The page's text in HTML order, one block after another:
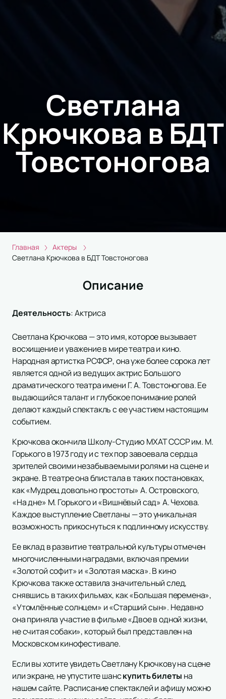
Светлана
Крючкова в БДТ
Товстоногова
Главная
Актеры
Светлана Крючкова в БДТ Товстоногова
Описание
Деятельность:Актриса
Светлана Крючкова — это имя, которое вызывает
восхищение и уважение в мире театра и кино.
Народная артистка РСФСР, она уже более сорока лет
является одной из ведущих актрис Большого
драматического театра имени Г. А. Товстоногова. Ее
выдающийся талант и глубокое понимание ролей
делают каждый спектакль с ее участием настоящим
событием.
Крючкова окончила Школу-Студию МХАТ СССР им. М.
Горького в 1973 году и с тех пор завоевала сердца
зрителей своими незабываемыми ролями на сцене и
экране. В театре она блистала в таких постановках,
как «Мудрец довольно простоты» А. Островского,
«На дне» М. Горького и «Вишнёвый сад» А. Чехова.
Каждое выступление Светланы — это уникальная
возможность прикоснуться к подлинному искусству.
Ее вклад в развитие театральной культуры отмечен
многочисленными наградами, включая премии
«Золотой софит» и «Золотая маска». В кино
Крючкова также оставила значительный след,
снявшись в таких фильмах, как «Большая перемена»,
«Утомлённые солнцем» и «Старший сын». Недавно
она приняла участие в фильме «Двое в одной жизни,
не считая собаки», который был представлен на
Московском кинофестивале.
Если вы хотите увидеть Светлану Крючкову на сцене
или экране, не упустите шанскупить билеты на
нашем сайте. Расписание спектаклей и афишу можно